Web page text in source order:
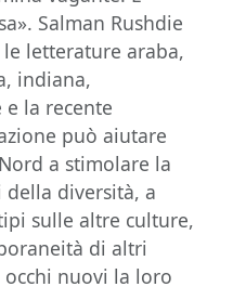
Salman Rushdie
letterature araba,
indiana,
e la recente
può aiutare
a stimolare la
diversità, a
sulle altre culture,
di altri
nuovi la loro